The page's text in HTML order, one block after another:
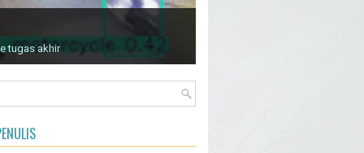
tugas akhir